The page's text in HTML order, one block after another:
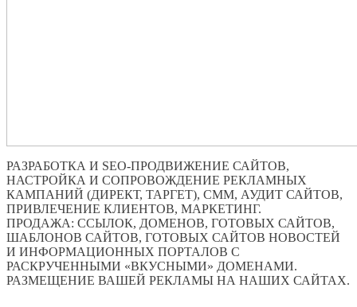
РАЗРАБОТКА И SEO-ПРОДВИЖЕНИЕ САЙТОВ,
НАСТРОЙКА И СОПРОВОЖДЕНИЕ РЕКЛАМНЫХ
КАМПАНИЙ (ДИРЕКТ, ТАРГЕТ), СММ, АУДИТ САЙТОВ,
ПРИВЛЕЧЕНИЕ КЛИЕНТОВ, МАРКЕТИНГ.
ПРОДАЖА: ССЫЛОК, ДОМЕНОВ, ГОТОВЫХ САЙТОВ,
ШАБЛОНОВ САЙТОВ, ГОТОВЫХ САЙТОВ НОВОСТЕЙ
И ИНФОРМАЦИОННЫХ ПОРТАЛОВ С
РАСКРУЧЕННЫМИ «ВКУСНЫМИ» ДОМЕНАМИ.
РАЗМЕЩЕНИЕ ВАШЕЙ РЕКЛАМЫ НА НАШИХ САЙТАХ.